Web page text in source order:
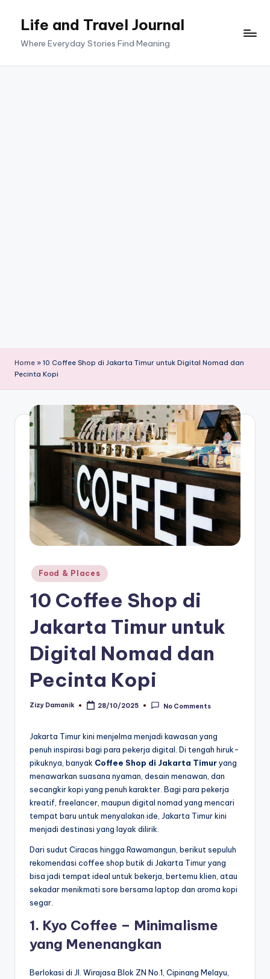
Life and Travel Journal
Where Everyday Stories Find Meaning
Home » 10 Coffee Shop di Jakarta Timur untuk Digital Nomad dan
Pecinta Kopi
Posted
in
Food & Places
10 Coffee Shop di
Jakarta Timur untuk
Digital Nomad dan
Pecinta Kopi
Posted
Zizy Damanik 28/10/2025 No Comments
Jakarta Timur kini menjelma menjadi kawasan yang
penuh inspirasi bagi para pekerja digital. Di tengah hiruk-
pikuknya, banyak Coffee Shop di Jakarta Timuryang
menawarkan suasana nyaman, desain menawan, dan
secangkir kopi yang penuh karakter. Bagi para pekerja
kreatif, freelancer, maupun digital nomad yang mencari
tempat baru untuk menyalakan ide, Jakarta Timur kini
menjadi destinasi yang layak dilirik.
Dari sudut Ciracas hingga Rawamangun, berikut sepuluh
rekomendasi coffee shop butik di Jakarta Timur yang
bisa jadi tempat ideal untuk bekerja, bertemu klien, atau
sekadar menikmati sore bersama laptop dan aroma kopi
segar.
1. Kyo Coffee – Minimalisme
yang Menenangkan
Berlokasi di Jl. Wirajasa Blok ZN No.1, Cipinang Melayu,